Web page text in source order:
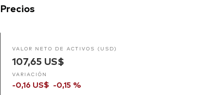
Precios
VALOR NETO DE ACTIVOS (USD)
107,65 US$
VARIACIÓN
-0,16 US$ -0,15 %